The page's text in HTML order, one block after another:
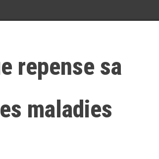
repense sa
maladies